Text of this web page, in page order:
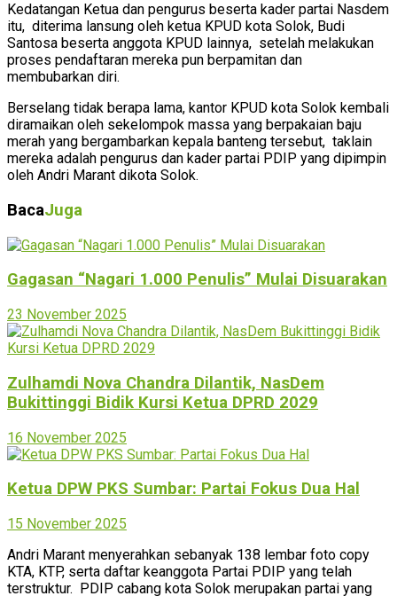
Kedatangan Ketua dan pengurus beserta kader partai Nasdem
itu, diterima lansung oleh ketua KPUD kota Solok, Budi
Santosa beserta anggota KPUD lainnya, setelah melakukan
proses pendaftaran mereka pun berpamitan dan
membubarkan diri.
Berselang tidak berapa lama, kantor KPUD kota Solok kembali
diramaikan oleh sekelompok massa yang berpakaian baju
merah yang bergambarkan kepala banteng tersebut, taklain
mereka adalah pengurus dan kader partai PDIP yang dipimpin
oleh Andri Marant dikota Solok.
BacaJuga
Gagasan “Nagari 1.000 Penulis” Mulai Disuarakan
23 November 2025
Zulhamdi Nova Chandra Dilantik, NasDem
Bukittinggi Bidik Kursi Ketua DPRD 2029
16 November 2025
Ketua DPW PKS Sumbar: Partai Fokus Dua Hal
15 November 2025
Andri Marant menyerahkan sebanyak 138 lembar foto copy
KTA, KTP, serta daftar keanggota Partai PDIP yang telah
terstruktur. PDIP cabang kota Solok merupakan partai yang